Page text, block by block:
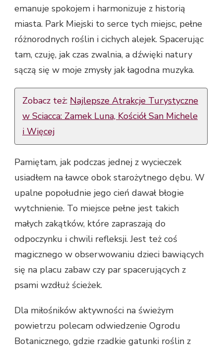
emanuje spokojem i harmonizuje z historią
miasta. Park Miejski to serce tych miejsc, pełne
różnorodnych roślin i cichych alejek. Spacerując
tam, czuję, jak czas zwalnia, a dźwięki natury
sączą się w moje zmysły jak łagodna muzyka.
Zobacz też: Najlepsze Atrakcje Turystyczne
w Sciacca: Zamek Luna, Kościół San Michele
i Więcej
Pamiętam, jak podczas jednej z wycieczek
usiadłem na ławce obok starożytnego dębu. W
upalne popołudnie jego cień dawał błogie
wytchnienie. To miejsce pełne jest takich
małych zakątków, które zapraszają do
odpoczynku i chwili refleksji. Jest też coś
magicznego w obserwowaniu dzieci bawiących
się na placu zabaw czy par spacerujących z
psami wzdłuż ścieżek.
Dla miłośników aktywności na świeżym
powietrzu polecam odwiedzenie Ogrodu
Botanicznego, gdzie rzadkie gatunki roślin z